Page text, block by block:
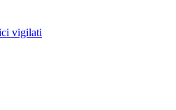
vigilati